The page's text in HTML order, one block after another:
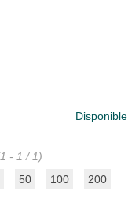
Disponible
- 1 / 1)
50 100 200